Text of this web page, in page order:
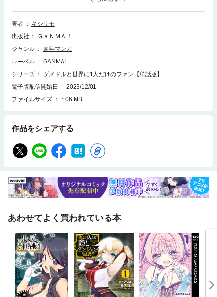
ドルと彼女を推し続ける男の日常を描く、愛し方がすごい「尊い」系ラブ
コメディ！ （著者名：キシリモ/初出：GANMA!1話掲載分）
著者
キシリモ
出版社
ＧＡＮＭＡ！
ジャンル
青年マンガ
レーベル
GANMA!
シリーズ
ダメドルと世界に1人だけのファン【単話版】
電子版配信開始日
2023/12/01
ファイルサイズ
7.06 MB
作品をシェアする
あわせてよく買われている本